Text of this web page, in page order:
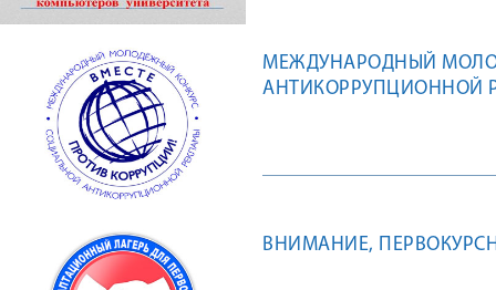
МЕЖДУНАРОДНЫЙ
АНТИКОРРУПЦИОННОЙ
ВНИМАНИЕ,